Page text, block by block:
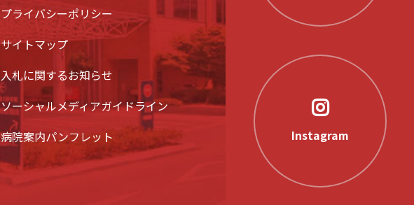
プライバシーポリシー
サイトマップ
入札に関するお知らせ
ソーシャルメディアガイドライン
病院案内パンフレット
Instagram